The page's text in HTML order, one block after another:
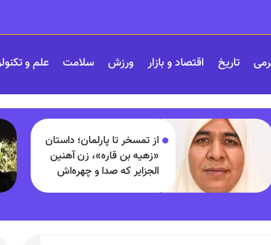
تاریخ اقتصاد و بازار ورزش سلامت علم و
از تمسخر تا پارلمان؛ داستان
«زهیه بن قاره»، زن آهنین
الجزایر که صدا و چهره‌اش